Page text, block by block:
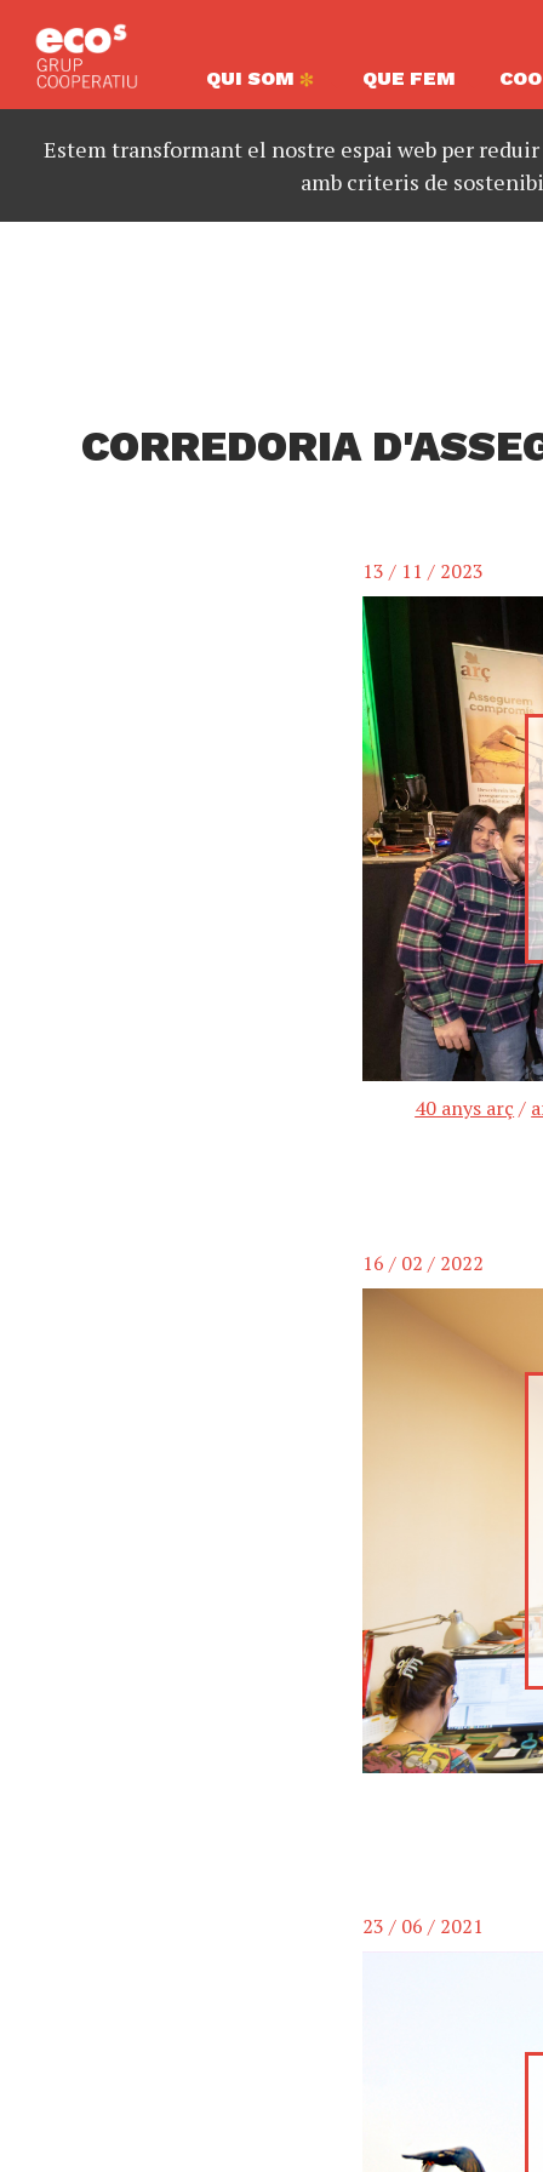
QUI SOM QUE FEM
Estem transformant el nostre espai web per
amb criteris de
CORREDORIA
13 / 11 / 2023
40 anys arç /
16 / 02 / 2022
23 / 06 / 2021